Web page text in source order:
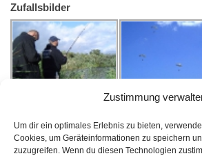
Zustimmung
Um dir ein optimales Erlebnis zu bieten,
Cookies, um Geräteinformationen zu speichern
zuzugreifen. Wenn du diesen Technologien
Zufallsbilder